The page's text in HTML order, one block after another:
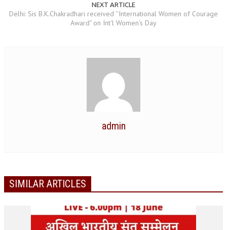
NEXT ARTICLE
Delhi: Sis B.K.Chakradhari received ''International Women of Courage
Award" on Int'l Women's Day
admin
SIMILAR ARTICLES